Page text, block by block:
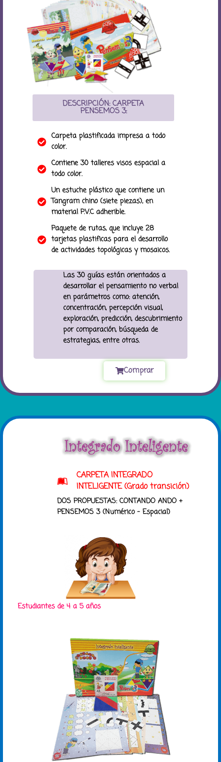
DESCRIPCIÓN: CARPETA
PENSEMOS 3:
Carpeta plastificada impresa a todo
color.
Contiene 30 talleres visos espacial a
todo color.
Un estuche plástico que contiene un
Tangram chino (siete piezas), en
material P.V.C adherible.
Paquete de rutas, que incluye 28
tarjetas plastificas para el desarrollo
de actividades topológicas y mosaicos.
Las 30 guías están orientados a
desarrollar el pensamiento no verbal
en parámetros como: atención,
concentración, percepción visual,
exploración, predicción, descubrimiento
por comparación, búsqueda de
estrategias, entre otras.
Comprar
CARPETA INTEGRADO
INTELIGENTE (Grado transición)
DOS PROPUESTAS: CONTANDO ANDO +
PENSEMOS 3 (Numérico – Espacial)
Estudiantes de 4 a 5 años